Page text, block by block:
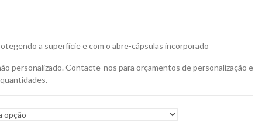
a superfície e com o abre-cápsulas incorporado
personalizado. Contacte-nos para orçamentos de personalização e